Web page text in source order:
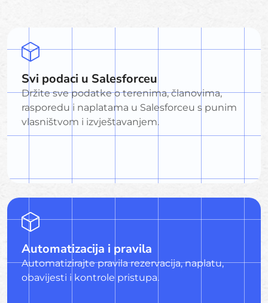
Svi podaci u Salesforceu
Držite sve podatke o terenima, članovima,
rasporedu i naplatama u Salesforceu s punim
vlasništvom i izvještavanjem.
Automatizacija i pravila
Automatizirajte pravila rezervacija, naplatu,
obavijesti i kontrole pristupa.